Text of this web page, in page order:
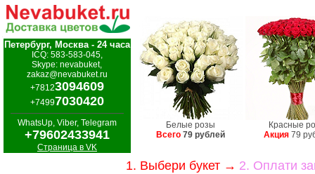
Петербург, Москва - 24 часа
ICQ: 583-583-045,
Skype: nevabuket,
zakaz@nevabuket.ru
+78123094609
+74997030420
WhatsUp, Viber, Telegram
+79602433941
Страница в VK
Белые розы
Всего 79 рублей
Красные
Акция 79
1. Выбери букет → 2. Оплати